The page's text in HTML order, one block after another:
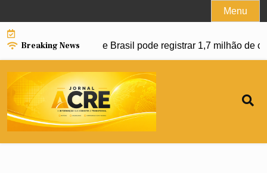
to
content
Menu
Breaking News
avanço da dengue e Brasil pode registrar 1,7 milhão de